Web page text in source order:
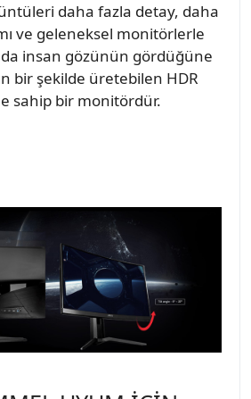
daha fazla detay, daha
ve geleneksel monitörlerle
insan gözünün gördüğüne
bir şekilde üretebilen HDR
sahip bir monitördür.